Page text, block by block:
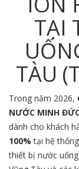
TẠI
TÀU
Trong năm 2026,
NƯỚC MINH
dành cho khách
100% tại hệ thống
thiết bị nước